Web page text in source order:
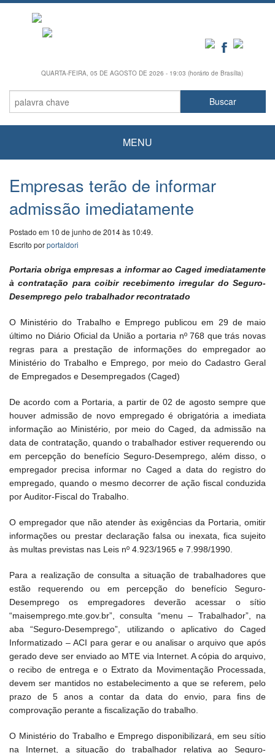
QUARTA-FEIRA, 05 DE AGOSTO DE 2026 - 19:03 (horário de Brasília)
MENU
Empresas terão de informar
admissão imediatamente
Postado em 10 de junho de 2014 às 10:49.
Escrito porportaldori
Portaria obriga empresas a informar ao Caged imediatamente
à contratação para coibir recebimento irregular do Seguro-
Desemprego pelo trabalhador recontratado
O Ministério do Trabalho e Emprego publicou em 29 de maio
último no Diário Oficial da União a portaria nº 768 que trás novas
regras para a prestação de informações do empregador ao
Ministério do Trabalho e Emprego, por meio do Cadastro Geral
de Empregados e Desempregados (Caged)
De acordo com a Portaria, a partir de 02 de agosto sempre que
houver admissão de novo empregado é obrigatória a imediata
informação ao Ministério, por meio do Caged, da admissão na
data de contratação, quando o trabalhador estiver requerendo ou
em percepção do benefício Seguro-Desemprego, além disso, o
empregador precisa informar no Caged a data do registro do
empregado, quando o mesmo decorrer de ação fiscal conduzida
por Auditor-Fiscal do Trabalho.
O empregador que não atender às exigências da Portaria, omitir
informações ou prestar declaração falsa ou inexata, fica sujeito
às multas previstas nas Leis nº 4.923/1965 e 7.998/1990.
Para a realização de consulta a situação de trabalhadores que
estão requerendo ou em percepção do benefício Seguro-
Desemprego os empregadores deverão acessar o sítio
“maisemprego.mte.gov.br”, consulta “menu – Trabalhador”, na
aba “Seguro-Desemprego”, utilizando o aplicativo do Caged
Informatizado – ACI para gerar e ou analisar o arquivo que após
gerado deve ser enviado ao MTE via Internet. A cópia do arquivo,
o recibo de entrega e o Extrato da Movimentação Processada,
devem ser mantidos no estabelecimento a que se referem, pelo
prazo de 5 anos a contar da data do envio, para fins de
comprovação perante a fiscalização do trabalho.
O Ministério do Trabalho e Emprego disponibilizará, em seu sítio
na Internet, a situação do trabalhador relativa ao Seguro-